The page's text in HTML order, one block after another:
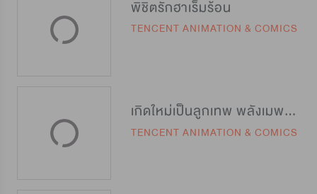
พิชิตรักฮาเร็มร้อน
TENCENT ANIMATION & COMICS
เกิดใหม่เป็นลูกเทพ พลังเมพอย่าบอกใคร
TENCENT ANIMATION & COMICS